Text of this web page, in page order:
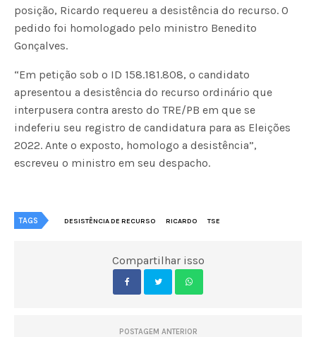
posição, Ricardo requereu a desistência do recurso. O
pedido foi homologado pelo ministro Benedito
Gonçalves.
“Em petição sob o ID 158.181.808, o candidato
apresentou a desistência do recurso ordinário que
interpusera contra aresto do TRE/PB em que se
indeferiu seu registro de candidatura para as Eleições
2022. Ante o exposto, homologo a desistência”,
escreveu o ministro em seu despacho.
TAGS DESISTÊNCIA DE RECURSO RICARDO TSE
Compartilhar isso
POSTAGEM ANTERIOR